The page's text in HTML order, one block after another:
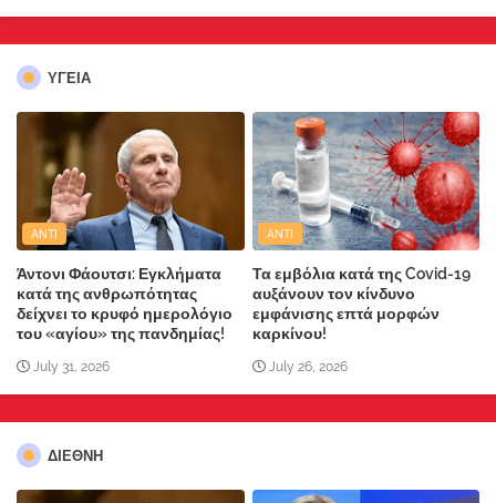
ΥΓΕΙΑ
ANTI
Άντονι Φάουτσι: Εγκλήματα
κατά της ανθρωπότητας
δείχνει το κρυφό ημερολόγιο
του «αγίου» της πανδημίας!
July 31, 2026
ANTI
Τα εμβόλια κατά της Covid-19
αυξάνουν τον κίνδυνο
εμφάνισης επτά μορφών
καρκίνου!
July 26, 2026
ΔΙΕΘΝΗ